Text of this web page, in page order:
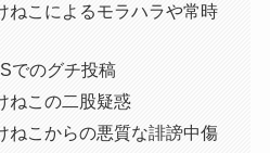
こによるモラハラや常時
でのグチ投稿
ねこの二股疑惑
こからの悪質な誹謗中傷